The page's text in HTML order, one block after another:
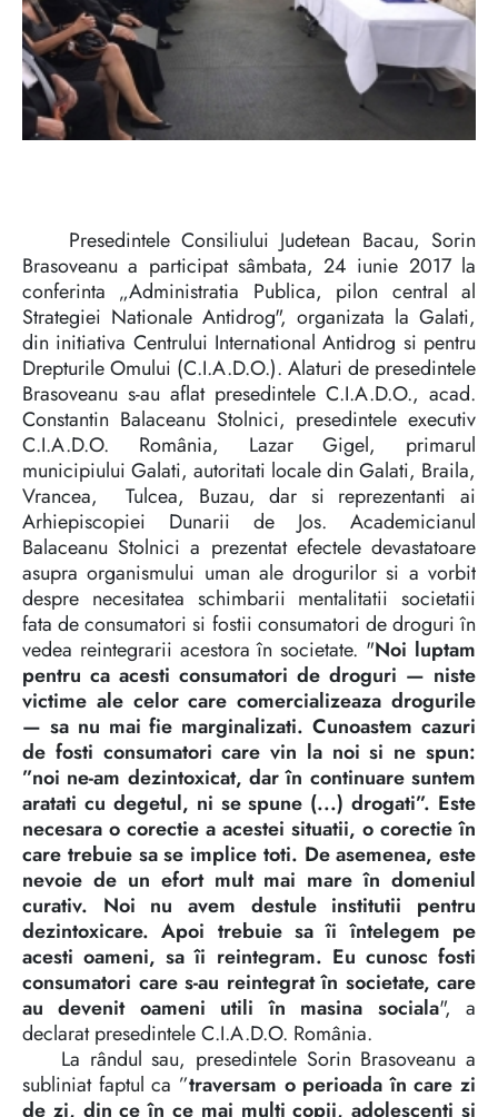
Presedintele Consiliului Judetean Bacau, Sorin
Brasoveanu a participat sâmbata, 24 iunie 2017 la
conferinta „Administratia Publica, pilon central al
Strategiei Nationale Antidrog", organizata la Galati,
din initiativa Centrului International Antidrog si pentru
Drepturile Omului (C.I.A.D.O.). Alaturi de presedintele
Brasoveanu s-au aflat presedintele C.I.A.D.O., acad.
Constantin Balaceanu Stolnici, presedintele executiv
C.I.A.D.O. România, Lazar Gigel, primarul
municipiului Galati, autoritati locale din Galati, Braila,
Vrancea, Tulcea, Buzau, dar si reprezentanti ai
Arhiepiscopiei Dunarii de Jos. Academicianul
Balaceanu Stolnici a prezentat efectele devastatoare
asupra organismului uman ale drogurilor si a vorbit
despre necesitatea schimbarii mentalitatii societatii
fata de consumatori si fostii consumatori de droguri în
vedea reintegrarii acestora în societate. "Noi luptam
pentru ca acesti consumatori de droguri — niste
victime ale celor care comercializeaza drogurile
— sa nu mai fie marginalizati. Cunoastem cazuri
de fosti consumatori care vin la noi si ne spun:
”noi ne-am dezintoxicat, dar în continuare suntem
aratati cu degetul, ni se spune (...) drogati”. Este
necesara o corectie a acestei situatii, o corectie în
care trebuie sa se implice toti. De asemenea, este
nevoie de un efort mult mai mare în domeniul
curativ. Noi nu avem destule institutii pentru
dezintoxicare. Apoi trebuie sa îi întelegem pe
acesti oameni, sa îi reintegram. Eu cunosc fosti
consumatori care s-au reintegrat în societate, care
au devenit oameni utili în masina sociala", a
declarat presedintele C.I.A.D.O. România.
La rândul sau, presedintele Sorin Brasoveanu a
subliniat faptul ca ”traversam o perioada în care zi
de zi, din ce în ce mai multi copii, adolescenti si